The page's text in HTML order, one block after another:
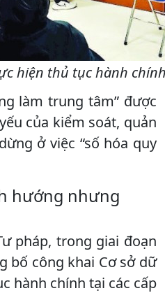
hiện thủ tục hành
làm trung tâm” được
của kiểm soát, quản
ở việc “số hóa quy
hướng nhưng
pháp, trong giai đoạn
bố công khai Cơ sở dữ
hành chính tại các cấp